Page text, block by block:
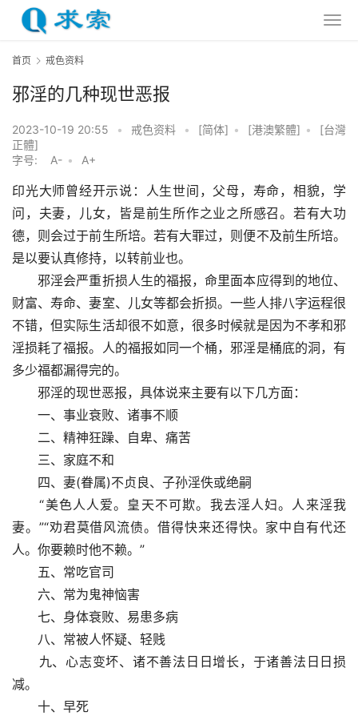
首页 戒色资料
邪淫的几种现世恶报
2023-10-19 20:55 • 戒色资料 • [简体] • [港澳繁體] •
[台灣
正體]
字号:
A- • A+
印光大师曾经开示说：人生世间，父母，寿命，相貌，学
问，夫妻，儿女，皆是前生所作之业之所感召。若有大功
德，则会过于前生所培。若有大罪过，则便不及前生所培。
是以要认真修持，以转前业也。
邪淫会严重折损人生的福报，命里面本应得到的地位、
财富、寿命、妻室、儿女等都会折损。一些人排八字运程很
不错，但实际生活却很不如意，很多时候就是因为不孝和邪
淫损耗了福报。人的福报如同一个桶，邪淫是桶底的洞，有
多少福都漏得完的。
邪淫的现世恶报，具体说来主要有以下几方面：
一、事业衰败、诸事不顺
二、精神狂躁、自卑、痛苦
三、家庭不和
四、妻(眷属)不贞良、子孙淫佚或绝嗣
“美色人人爱。皇天不可欺。我去淫人妇。人来淫我
妻。”“劝君莫借风流债。借得快来还得快。家中自有代还
人。你要赖时他不赖。”
五、常吃官司
六、常为鬼神恼害
七、身体衰败、易患多病
八、常被人怀疑、轻贱
九、心志变坏、诸不善法日日增长，于诸善法日日损
减。
十、早死